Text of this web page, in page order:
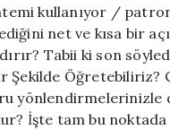
kullanıyor /
net ve kısa bir
Tabii ki son
Şekilde Öğretebiliriz?
yönlendirmelerinizle
İşte tam bu noktada